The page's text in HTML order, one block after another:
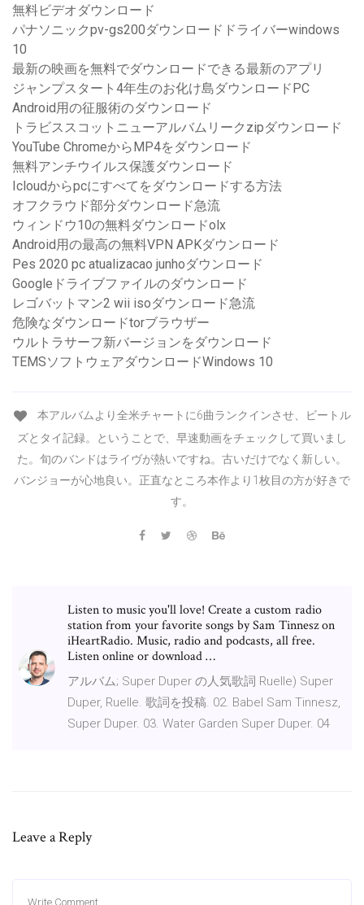
無料ビデオダウンロード
パナソニックpv-gs200ダウンロードドライバーwindows
10
最新の映画を無料でダウンロードできる最新のアプリ
ジャンプスタート4年生のお化け島ダウンロードPC
Android用の征服術のダウンロード
トラビススコットニューアルバムリークzipダウンロード
YouTube ChromeからMP4をダウンロード
無料アンチウイルス保護ダウンロード
Icloudからpcにすべてをダウンロードする方法
オフクラウド部分ダウンロード急流
ウィンドウ10の無料ダウンロードolx
Android用の最高の無料VPN APKダウンロード
Pes 2020 pc atualizacao junhoダウンロード
Googleドライブファイルのダウンロード
レゴバットマン2 wii isoダウンロード急流
危険なダウンロードtorブラウザー
ウルトラサーフ新バージョンをダウンロード
TEMSソフトウェアダウンロードWindows 10
本アルバムより全米チャートに6曲ランクインさせ、ビートル
ズとタイ記録。ということで、早速動画をチェックして買いまし
た。旬のバンドはライヴが熱いですね。古いだけでなく新しい。
バンジョーが心地良い。正直なところ本作より1枚目の方が好きで
す。
Listen to music you'll love! Create a custom radio
station from your favorite songs by Sam Tinnesz on
iHeartRadio. Music, radio and podcasts, all free.
Listen online or download …
アルバム; Super Duper の人気歌詞 Ruelle) Super
Duper, Ruelle. 歌詞を投稿. 02. Babel Sam Tinnesz,
Super Duper. 03. Water Garden Super Duper. 04
Leave a Reply